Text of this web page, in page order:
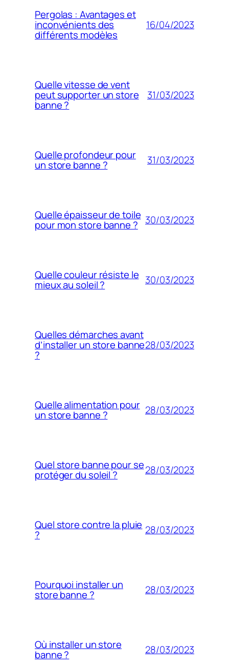
Pergolas : Avantages et
inconvénients des
différents modèles
16/04/2023
Quelle vitesse de vent
peut supporter un store
banne ?
31/03/2023
Quelle profondeur pour
un store banne ? 31/03/2023
Quelle épaisseur de toile
pour mon store banne ? 30/03/2023
Quelle couleur résiste le
mieux au soleil ? 30/03/2023
Quelles démarches avant
d’installer un store banne
?
28/03/2023
Quelle alimentation pour
un store banne ? 28/03/2023
Quel store banne pour se
protéger du soleil ? 28/03/2023
Quel store contre la pluie
? 28/03/2023
Pourquoi installer un
store banne ? 28/03/2023
Où installer un store
banne ? 28/03/2023